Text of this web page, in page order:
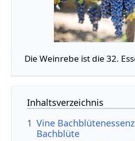
Die Weinrebe ist die 32.
Inhaltsverzeichnis
1 Vine
Bachblüte